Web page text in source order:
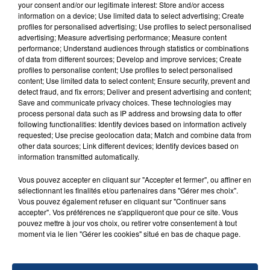
Sucker
JONAS BROTHERS
FIL D'ACTU
INCENDIE MORTEL À LENS : UNE FEMME ET
your consent and/or our legitimate interest: Store and/or access
information on a device; Use limited data to select advertising; Create
profiles for personalised advertising; Use profiles to select personalised
advertising; Measure advertising performance; Measure content
performance; Understand audiences through statistics or combinations
of data from different sources; Develop and improve services; Create
profiles to personalise content; Use profiles to select personalised
content; Use limited data to select content; Ensure security, prevent and
detect fraud, and fix errors; Deliver and present advertising and content;
Save and communicate privacy choices. These technologies may
process personal data such as IP address and browsing data to offer
following functionalities: Identify devices based on information actively
requested; Use precise geolocation data; Match and combine data from
other data sources; Link different devices; Identify devices based on
information transmitted automatically.
Vous pouvez accepter en cliquant sur "Accepter et fermer", ou affiner en
sélectionnant les finalités et/ou partenaires dans "Gérer mes choix".
Vous pouvez également refuser en cliquant sur "Continuer sans
accepter". Vos préférences ne s'appliqueront que pour ce site. Vous
pouvez mettre à jour vos choix, ou retirer votre consentement à tout
moment via le lien "Gérer les cookies" situé en bas de chaque page.